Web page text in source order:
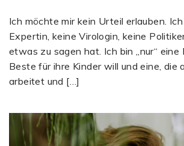
Ich möchte mir kein Urteil erlauben.
Expertin, keine Virologin, keine
etwas zu sagen hat. Ich bin „nur“ eine
Beste für ihre Kinder will und eine, die
arbeitet und […]